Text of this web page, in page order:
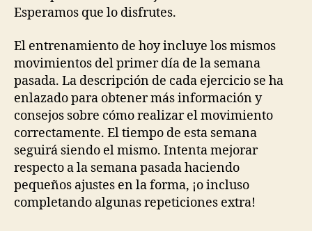
Esperamos que lo disfrutes.
El entrenamiento de hoy incluye los mismos
movimientos del primer día de la semana
pasada. La descripción de cada ejercicio se ha
enlazado para obtener más información y
consejos sobre cómo realizar el movimiento
correctamente. El tiempo de esta semana
seguirá siendo el mismo. Intenta mejorar
respecto a la semana pasada haciendo
pequeños ajustes en la forma, ¡o incluso
completando algunas repeticiones extra!